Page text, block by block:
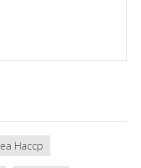
Haccp